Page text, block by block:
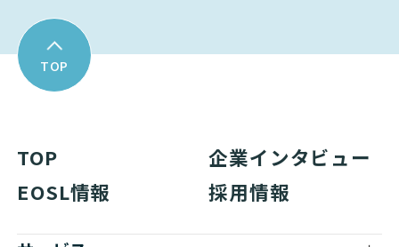
TOP
TOP
企業インタビュー
EOSL情報
採用情報